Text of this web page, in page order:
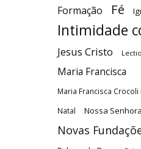
Formação
Fé
Intimidade
Jesus Cristo
Maria Francisca
Maria Francisca Crocoli
Natal Nossa Senhora
Novas